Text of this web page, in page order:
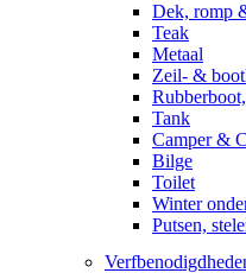
Dek, romp
Teak
Metaal
Zeil- &
Tank
Camper &
Bilge
Toilet
Winter
Putsen,